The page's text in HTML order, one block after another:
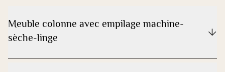
Meuble colonne avec empilage machine-
sèche-linge